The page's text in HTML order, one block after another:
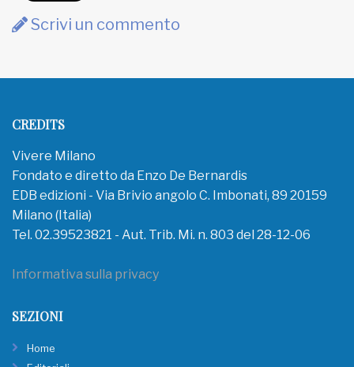
Scrivi un commento
CREDITS
Vivere Milano
Fondato e diretto da Enzo De Bernardis
EDB edizioni - Via Brivio angolo C. Imbonati, 89 20159
Milano (Italia)
Tel. 02.39523821 - Aut. Trib. Mi. n. 803 del 28-12-06
Informativa sulla privacy
SEZIONI
Home